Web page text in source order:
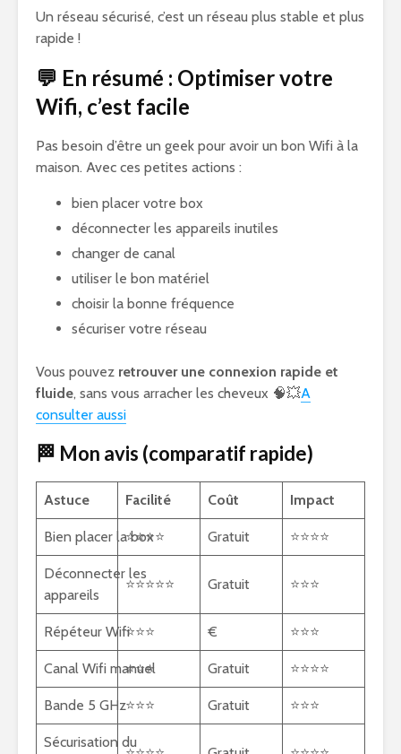
Un réseau sécurisé, c’est un réseau plus stable et plus
rapide !
💬 En résumé : Optimiser votre
Wifi, c’est facile
Pas besoin d’être un geek pour avoir un bon Wifi à la
maison. Avec ces petites actions :
bien placer votre box
déconnecter les appareils inutiles
changer de canal
utiliser le bon matériel
choisir la bonne fréquence
sécuriser votre réseau
Vous pouvez retrouver une connexion rapide et
fluide, sans vous arracher les cheveux 🧠💥A
consulter aussi
🏁 Mon avis (comparatif rapide)
Astuce Facilité Coût Impact
Bien placer la box
⭐⭐⭐⭐ Gratuit ⭐⭐⭐⭐
Déconnecter les
appareils
⭐⭐⭐⭐⭐ Gratuit ⭐⭐⭐
Répéteur Wifi⭐⭐⭐ € ⭐⭐⭐
Canal Wifi manuel
⭐⭐⭐ Gratuit ⭐⭐⭐⭐
Bande 5 GHz⭐⭐⭐ Gratuit ⭐⭐⭐
Sécurisation du